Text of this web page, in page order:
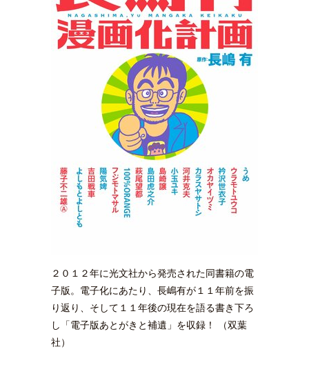
２０１２年に光文社から発売された同書籍の電
子版。電子化にあたり、長嶋有が１１年前を振
り返り、そして１１年後の現在を語る書き下ろ
し「電子版あとがきと補遺」を収録！ （双葉
社）